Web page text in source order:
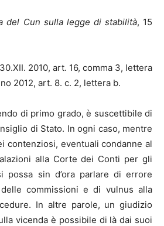
del Cun sulla legge di stabilità, 15
2010, art. 16, comma 3, lettera
2012, art. 8. c. 2, lettera b.
di primo grado, è suscettibile di
di Stato. In ogni caso, mentre
contenziosi, eventuali condanne al
alla Corte dei Conti per gli
possa sin d’ora parlare di errore
commissioni e di vulnus alla
In altre parole, un giudizio
vicenda è possibile di là dai suoi